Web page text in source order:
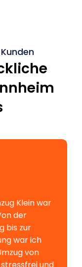
Klein war
der
bis zur
war ich
von